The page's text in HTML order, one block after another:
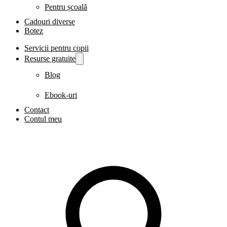
Pentru școală
Cadouri diverse
Botez
Servicii pentru copii
Resurse gratuite
Blog
Ebook-uri
Contact
Contul meu